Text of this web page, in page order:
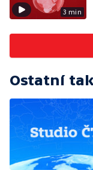
3 min
Ostatní